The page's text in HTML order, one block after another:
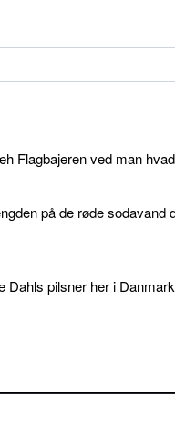
Flagbajeren ved man
på de røde sodavand
pilsner her i